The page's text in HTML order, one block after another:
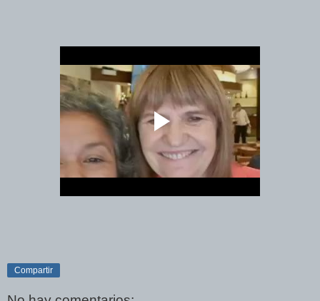
Compartir